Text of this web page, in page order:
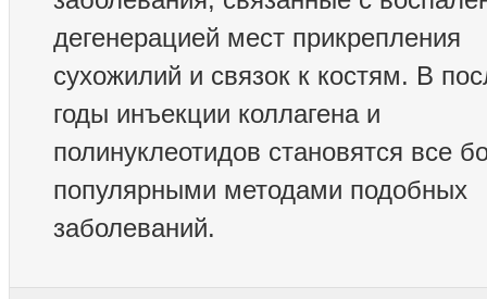
дегенерацией мест прикрепления
сухожилий и связок к костям. В
годы инъекции коллагена и
полинуклеотидов становятся все
популярными методами подобных
заболеваний.